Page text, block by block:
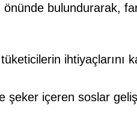
bulundurarak,
içeren soslar